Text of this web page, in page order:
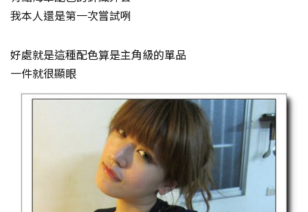
我本人還是第一次嘗試咧
好處就是這種配色算是主角級的單品
一件就很顯眼